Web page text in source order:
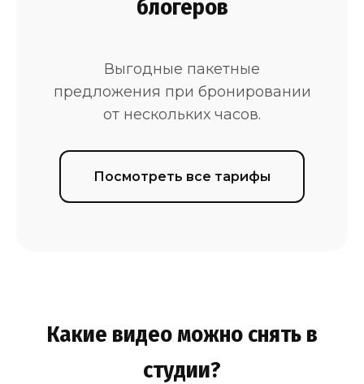
блогеров
Выгодные пакетные
предложения при бронировании
от нескольких часов.
Посмотреть все тарифы
Какие видео можно снять в
студии?